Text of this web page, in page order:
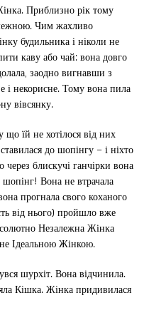
Приблизно рік тому
Чим жахливо
будильника і ніколи не
каву або чай: вона довго
заодно вигнавши з
і некорисне. Тому вона пила
вівсянку.
їй не хотілося від них
до шопінгу – і ніхто
блискучі ганчірки вона
Вона не втрачала
прогнала свого коханого
від нього) пройшло вже
Незалежна Жінка
Ідеальною Жінкою.
шурхіт. Вона відчинила.
Кішка. Жінка придивилася